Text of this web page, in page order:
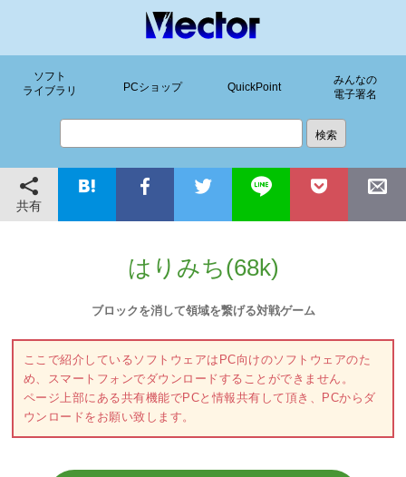
ソフト
ライブラリ
PCショップ QuickPoint
みんなの
電子署名
共有
はりみち(68k)
ブロックを消して領域を繋げる対戦ゲーム
ここで紹介しているソフトウェアはPC向けのソフトウェアのた
め、スマートフォンでダウンロードすることができません。
ページ上部にある共有機能でPCと情報共有して頂き、PCからダ
ウンロードをお願い致します。